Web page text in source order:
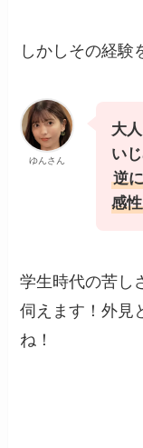
しかしその経験
ゆんさん
大
い
逆
感
学生時代の苦し
伺えます！外見
ね！